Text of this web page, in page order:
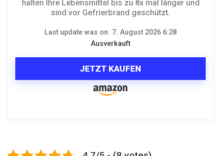
halten Ihre Lebensmittel bis zu 8x mal länger und
sind vor Gefrierbrand geschützt.
Last update was on: 7. August 2026 6:28
Ausverkauft
JETZT KAUFEN